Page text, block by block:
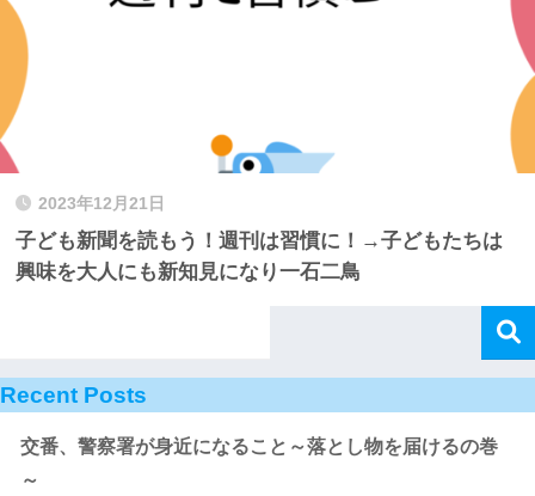
2023年12月21日
子ども新聞を読もう！週刊は習慣に！→子どもたちは
興味を大人にも新知見になり一石二鳥
Recent Posts
交番、警察署が身近になること～落とし物を届けるの巻
～